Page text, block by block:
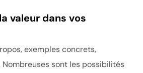
valeur dans vos
exemples concrets,
sont les possibilités